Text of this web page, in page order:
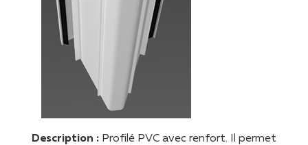
Description : Profilé PVC avec renfort. Il permet